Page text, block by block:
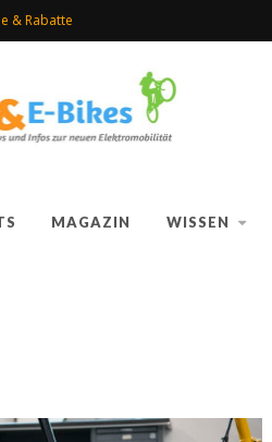
& Rabatte
MAGAZIN WISSEN